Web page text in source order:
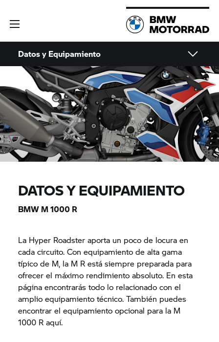
Datos y Equipamiento
DATOS Y EQUIPAMIENTO
BMW M 1000 R
La Hyper Roadster aporta un poco de locura en
cada circuito. Con equipamiento de alta gama
típico de M, la M R está siempre preparada para
ofrecer el máximo rendimiento absoluto. En esta
página encontrarás todo lo relacionado con el
amplio equipamiento técnico. También puedes
encontrar el equipamiento opcional para la M
1000 R aquí.